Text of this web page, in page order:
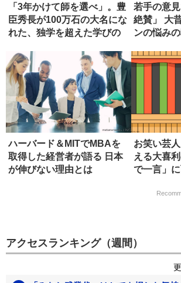
「3年かけて師を選べ」。豊
臣秀長が100万石の大名にな
れた、独学を超えた学びの
若手の意
絶賛」 大
ンの悩み
ハーバード＆MITでMBAを
取得した経営者が語る 日本
が伸びない理由とは
お笑い芸
える大喜
で一言」
アクセスランキング（週間）